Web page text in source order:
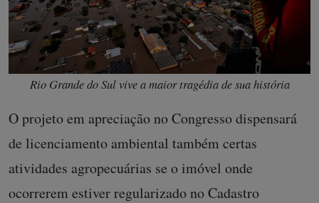
Rio Grande do Sul vive a maior tragédia de sua história
O projeto em apreciação no Congresso dispensará
de licenciamento ambiental também certas
atividades agropecuárias se o imóvel onde
ocorrerem estiver regularizado no Cadastro